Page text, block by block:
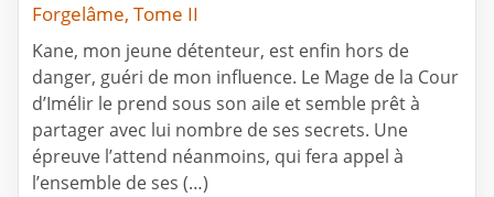
Forgelâme, Tome II
Kane, mon jeune détenteur, est enfin hors de
danger, guéri de mon influence. Le Mage de la Cour
d’Imélir le prend sous son aile et semble prêt à
partager avec lui nombre de ses secrets. Une
épreuve l’attend néanmoins, qui fera appel à
l’ensemble de ses (…)